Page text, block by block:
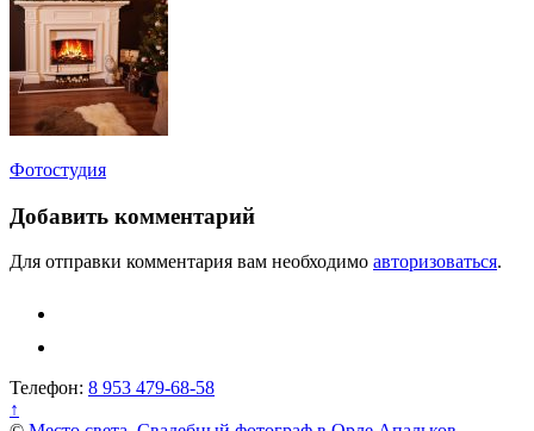
Навигация
по
записям
Фотостудия
Добавить комментарий
Для отправки комментария вам необходимо авторизоваться.
Телефон: 8 953 479-68-58
↑